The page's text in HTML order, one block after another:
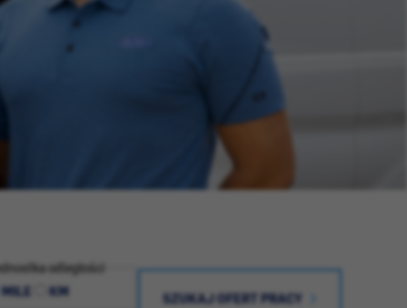
odległości
MILE
KM SZUKAJ OFERT PRACY